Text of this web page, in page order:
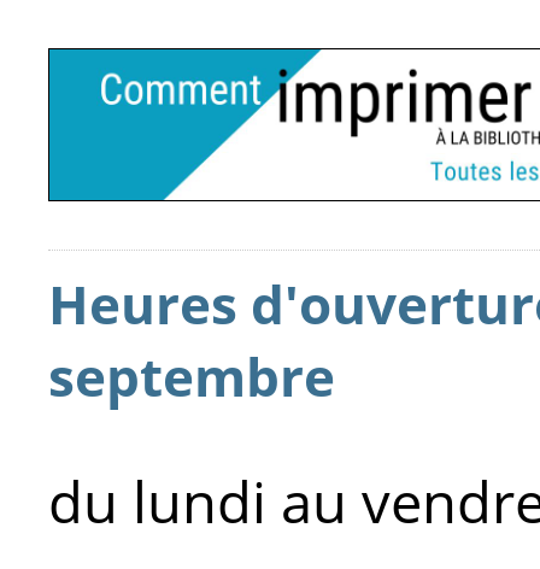
Heures
septembre
du lundi au